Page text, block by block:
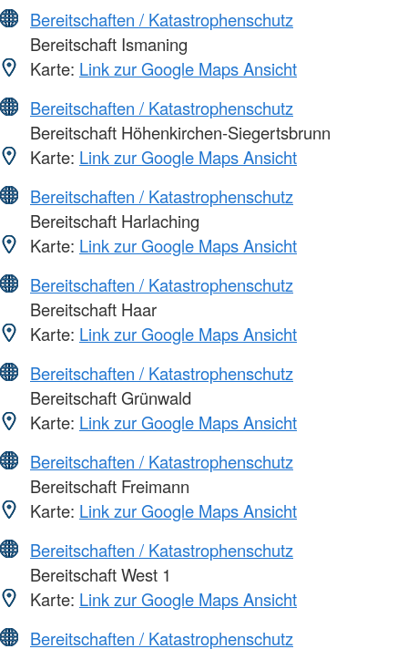
Bereitschaften / Katastrophenschutz
Bereitschaft Ismaning
Karte: Link zur Google Maps Ansicht
Bereitschaften / Katastrophenschutz
Bereitschaft Höhenkirchen-Siegertsbrunn
Karte: Link zur Google Maps Ansicht
Bereitschaften / Katastrophenschutz
Bereitschaft Harlaching
Karte: Link zur Google Maps Ansicht
Bereitschaften / Katastrophenschutz
Bereitschaft Haar
Karte: Link zur Google Maps Ansicht
Bereitschaften / Katastrophenschutz
Bereitschaft Grünwald
Karte: Link zur Google Maps Ansicht
Bereitschaften / Katastrophenschutz
Bereitschaft Freimann
Karte: Link zur Google Maps Ansicht
Bereitschaften / Katastrophenschutz
Bereitschaft West 1
Karte: Link zur Google Maps Ansicht
Bereitschaften / Katastrophenschutz